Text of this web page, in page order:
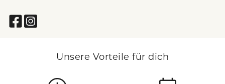
Unsere Vorteile für dich